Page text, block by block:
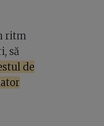
ritm
să
de